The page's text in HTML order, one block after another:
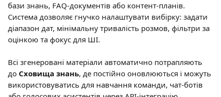
бази знань, FAQ-документів або контент-планів.
Система дозволяє гнучко налаштувати вибірку: задати
діапазон дат, мінімальну тривалість розмов, фільтри за
оцінкою та фокус для ШІ.
Всі згенеровані матеріали автоматично потрапляють
до Сховища знань, де постійно оновлюються і можуть
використовуватись для навчання команди, чат-ботів